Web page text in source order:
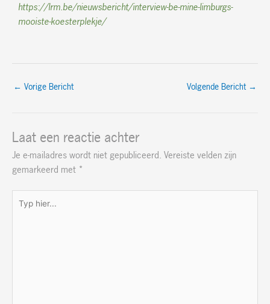
https://lrm.be/nieuwsbericht/interview-be-mine-limburgs-
mooiste-koesterplekje/
← Vorige Bericht Volgende Bericht →
Laat een reactie achter
Je e-mailadres wordt niet gepubliceerd. Vereiste velden zijn
gemarkeerd met *
hier...